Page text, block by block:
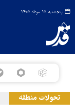
پنجشنبه ۱۵ مرداد ۱۴۰۵
تحولات منطقه